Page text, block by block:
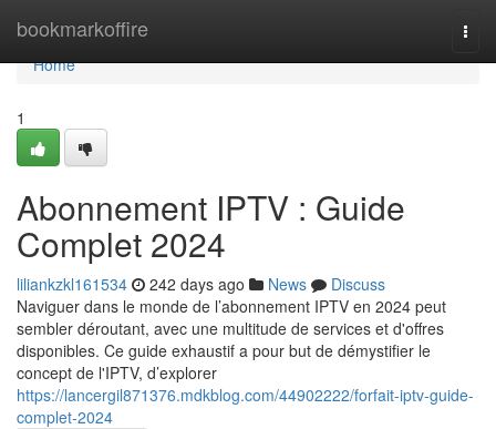
bookmarkoffire
Home
Home
1
Abonnement IPTV : Guide
Complet 2024
liliankzkl161534 242 days ago News
Discuss
Naviguer dans le monde de l’abonnement IPTV en 2024 peut
sembler déroutant, avec une multitude de services et d'offres
disponibles. Ce guide exhaustif a pour but de démystifier le
concept de l'IPTV, d’explorer
https://lancergil871376.mdkblog.com/44902222/forfait-iptv-guide-
complet-2024